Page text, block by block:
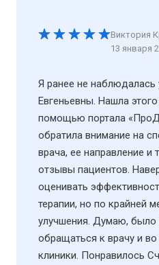
Виктория
13 января
Я ранее не наблюдалась
Евгеньевны. Нашла
помощью портала
обратила внимание на
врача, ее направление и
отзывы пациентов.
оценивать
терапии, но по крайней
улучшения. Думаю,
обращаться к врачу и
клиники. Понравилось